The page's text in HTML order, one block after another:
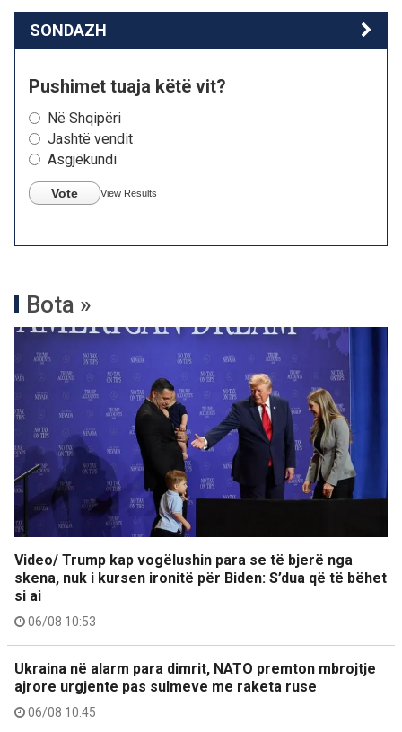
SONDAZH
Pushimet tuaja këtë vit?
Në Shqipëri
Jashtë vendit
Asgjëkundi
Vote View Results
Bota »
Video/ Trump kap vogëlushin para se të bjerë nga
skena, nuk i kursen ironitë për Biden: S’dua që të bëhet
si ai
06/08 10:53
Ukraina në alarm para dimrit, NATO premton mbrojtje
ajrore urgjente pas sulmeve me raketa ruse
06/08 10:45